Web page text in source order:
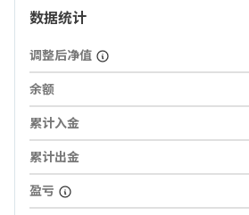
数据统计
调整后净值
余额
累计入金
累计出金
盈亏